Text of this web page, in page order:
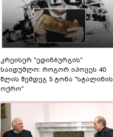
კრეისერ "ედინბურგის"
საიდუმლო: როგორ იპოვეს 40
წლის შემდეგ 5 ტონა "სტალინის
ოქრო"